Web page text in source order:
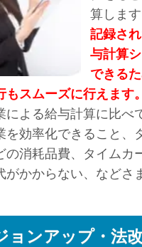
算します
記録さ
与計算
できる
スムーズに行えます。
による給与計算に比べ
を効率化できること、
の消耗品費、タイムカ
がかからない、などさ
ンアップ・法